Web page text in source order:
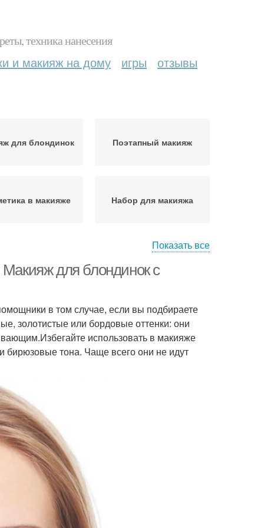
техника нанесения
и макияж на дому игры отзывы
для блондинок Поэтапный макияж
в макияже Набор для макияжа
Показать все
для блондинок с
в том случае, если вы подбираете
золотистые или бордовые оттенки: они
использовать в макияже
бирюзовые тона. Чаще всего они не идут